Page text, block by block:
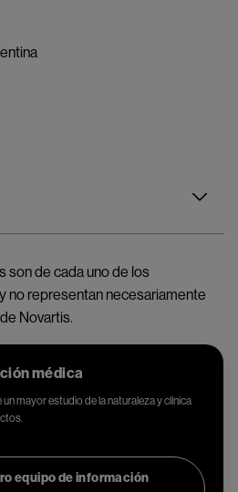
son de cada uno de los
no representan necesariamente
Novartis.
médica
mayor estudio de la naturaleza y clínica
equipo de información